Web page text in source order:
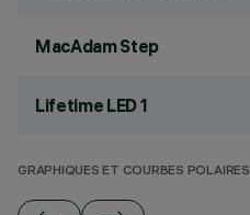
MacAdam Step
Lifetime LED 1
GRAPHIQUES ET COURBES POLAIRES